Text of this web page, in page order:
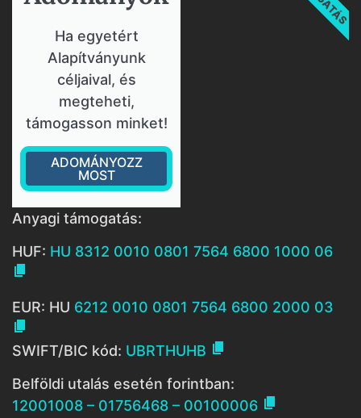
Ha egyetért
Alapítványunk
céljaival, és
megteheti,
támogasson minket!
ADOMÁNYOZZ
MOST
Anyagi támogatás:
HUF: HU 8312 0010 0801 7564 6800 1000 06

EUR: HU 6212 0010 0801 7564 6800 2000 03

SWIFT/BIC kód: UBRTHUHB 
Belföldi utalás esetén forintban:
12001008 – 01756468 – 00100006 